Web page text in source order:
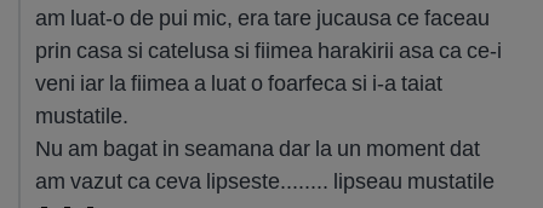
am luat-o de pui mic, era tare jucausa ce faceau
prin casa si catelusa si fiimea harakirii asa ca ce-i
veni iar la fiimea a luat o foarfeca si i-a taiat
mustatile.
Nu am bagat in seamana dar la un moment dat
am vazut ca ceva lipseste........ lipseau mustatile